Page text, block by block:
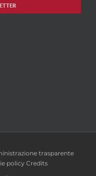
trasparente
policy Credits